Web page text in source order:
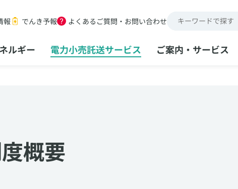
ルギー 電力小売託送サービス ご案内・サービス
報 でんき予報 よくあるご質問・お問い合わせ
検索キーワード入力
概要